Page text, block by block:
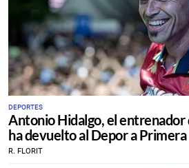
DEPORTES
Antonio Hidalgo, el entrenador
ha devuelto al Depor a Primera
R. FLORIT